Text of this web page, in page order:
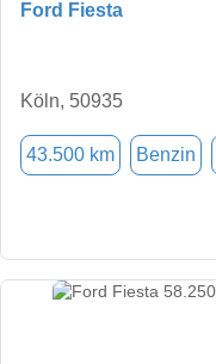
Ford Fiesta
Köln, 50935
43.500 km Benzin